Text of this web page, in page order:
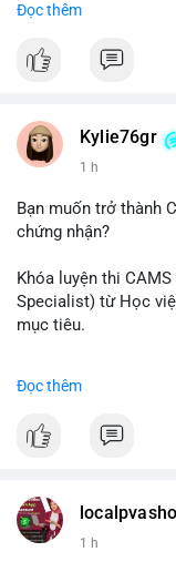
#vlikevn #titanbot
Đọc thêm
Kylie76gr
1 h
Bạn muốn trở thành
chứng nhận?
Khóa luyện thi
Specialist) từ Học
mục tiêu.
gồm tài liệu toàn
Đăng ký ngay hôm
Đọc thêm
1 h